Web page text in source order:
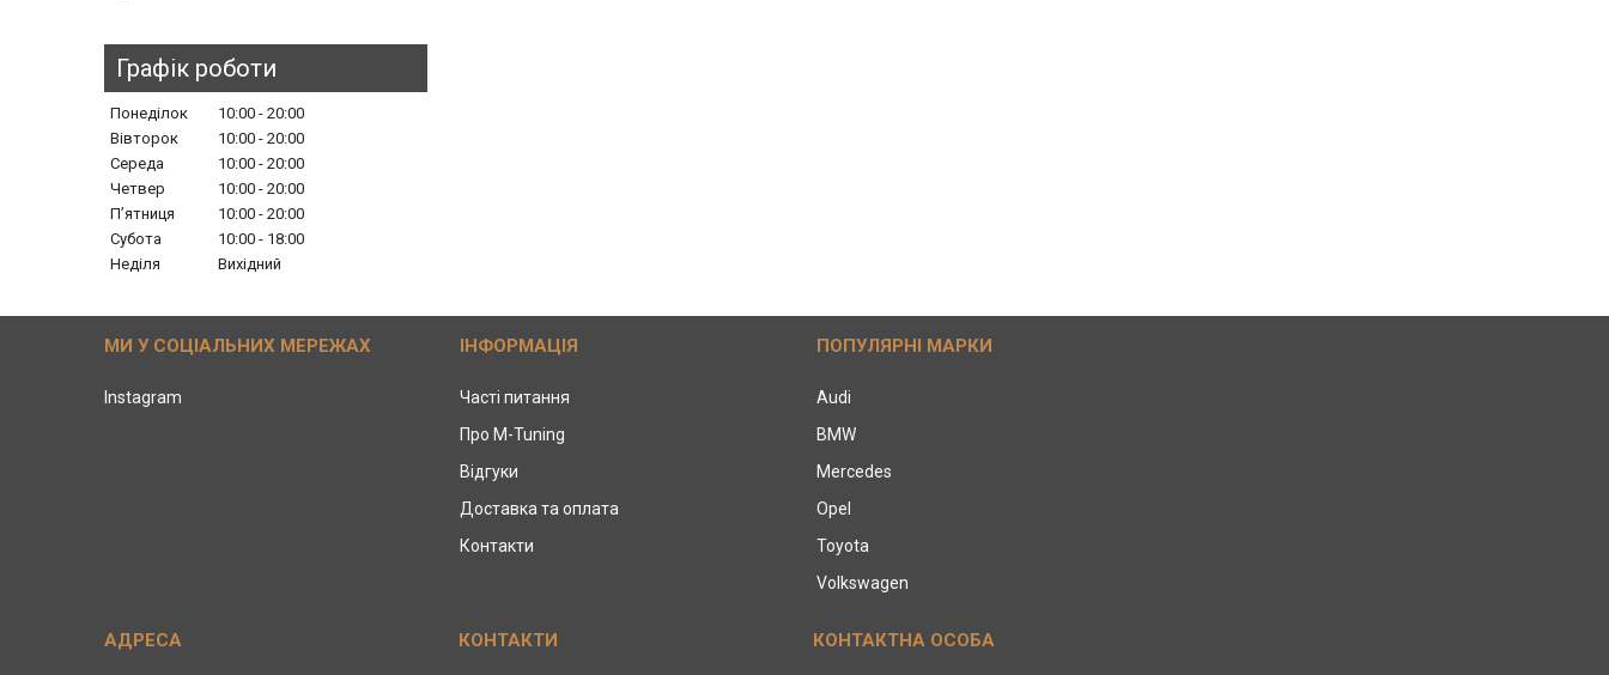
Графік роботи
Понеділок 10:00
20:00
Вівторок
10:00
20:00
Середа
10:00
20:00
Четвер
10:00
20:00
Пʼятниця
10:00
20:00
Субота
10:00
18:00
Неділя
Вихідний
МИ У СОЦІАЛЬНИХ МЕРЕЖАХ
Instagram
ІНФОРМАЦІЯ
Часті питання
Про M-Tuning
Відгуки
Доставка та оплата
Контакти
ПОПУЛЯРНІ МАРКИ
Audi
BMW
Mercedes
Opel
Toyota
Volkswagen